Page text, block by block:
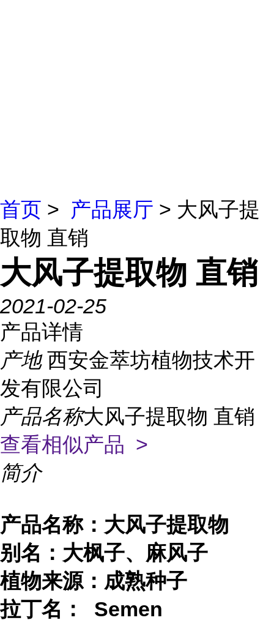
首页 > 产品展厅 > 大风子提
取物 直销
大风子提取物 直销
2021-02-25
产品详情
产地 西安金萃坊植物技术开
发有限公司
产品名称大风子提取物 直销
查看相似产品 >
简介
产品名称：大风子提取物
别名：大枫子、麻风子
植物来源：成熟种子
拉丁名： Semen